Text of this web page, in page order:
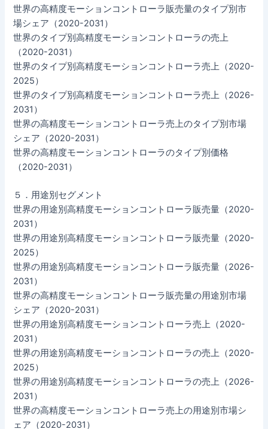
世界の高精度モーションコントローラ販売量のタイプ別市
場シェア（2020-2031）
世界のタイプ別高精度モーションコントローラの売上
（2020-2031）
世界のタイプ別高精度モーションコントローラ売上（2020-
2025）
世界のタイプ別高精度モーションコントローラ売上（2026-
2031）
世界の高精度モーションコントローラ売上のタイプ別市場
シェア（2020-2031）
世界の高精度モーションコントローラのタイプ別価格
（2020-2031）
５．用途別セグメント
世界の用途別高精度モーションコントローラ販売量（2020-
2031）
世界の用途別高精度モーションコントローラ販売量（2020-
2025）
世界の用途別高精度モーションコントローラ販売量（2026-
2031）
世界の高精度モーションコントローラ販売量の用途別市場
シェア（2020-2031）
世界の用途別高精度モーションコントローラ売上（2020-
2031）
世界の用途別高精度モーションコントローラの売上（2020-
2025）
世界の用途別高精度モーションコントローラの売上（2026-
2031）
世界の高精度モーションコントローラ売上の用途別市場シ
ェア（2020-2031）